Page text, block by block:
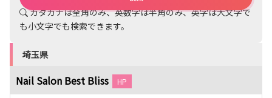
カタカナは全角のみ、英数字は半角のみ、英字は大文字で
も小文字でも検索できます。
埼玉県
Nail Salon Best Bliss HP